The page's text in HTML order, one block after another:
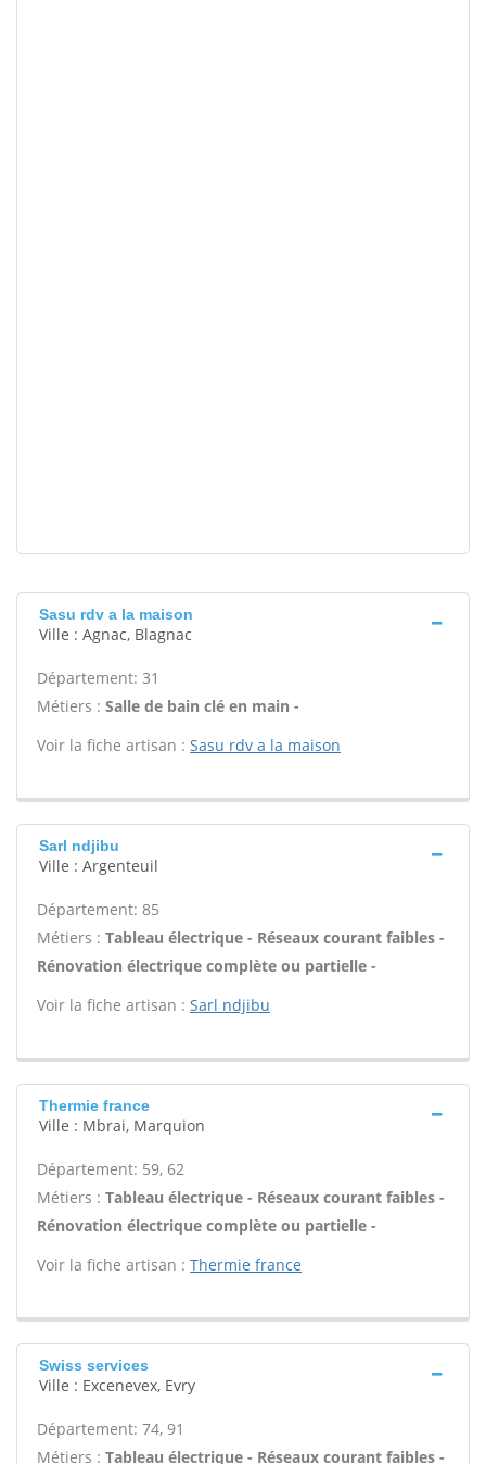
Sasu rdv a la maison
Ville : Agnac, Blagnac
Département: 31
Métiers : Salle de bain clé en main -
Voir la fiche artisan : Sasu rdv a la maison
Sarl ndjibu
Ville : Argenteuil
Département: 85
Métiers : Tableau électrique - Réseaux courant faibles -
Rénovation électrique complète ou partielle -
Voir la fiche artisan : Sarl ndjibu
Thermie france
Ville : Mbrai, Marquion
Département: 59, 62
Métiers : Tableau électrique - Réseaux courant faibles -
Rénovation électrique complète ou partielle -
Voir la fiche artisan : Thermie france
Swiss services
Ville : Excenevex, Evry
Département: 74, 91
Métiers : Tableau électrique - Réseaux courant faibles -